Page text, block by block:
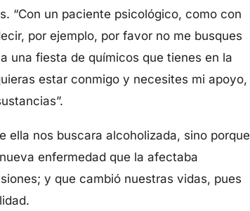
“Con un paciente psicológico, como con
por ejemplo, por favor no me busques
una fiesta de químicos que tienes en la
estar conmigo y necesites mi apoyo,
ella nos buscara alcoholizada, sino porque
enfermedad que la afectaba
y que cambió nuestras vidas, pues